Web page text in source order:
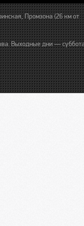
Промзона (26 км от
Выходные дни —